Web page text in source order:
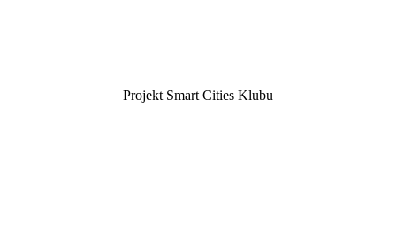
Projekt Smart Cities Klubu